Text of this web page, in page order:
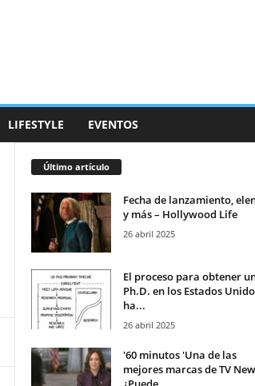
LIFESTYLE EVENTOS
Último artículo
Fecha de lanzamiento,
y más – Hollywood Life
26 abril 2025
El proceso para obtener
Ph.D. en los Estados
ha...
26 abril 2025
'60 minutos 'Una de las
mejores marcas de TV